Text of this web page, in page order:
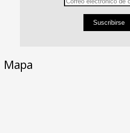
Suscribirse
Mapa